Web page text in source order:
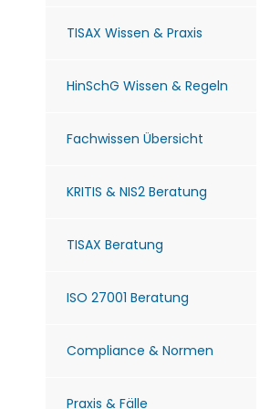
TISAX Wissen & Praxis
HinSchG Wissen & Regeln
Fachwissen Übersicht
KRITIS & NIS2 Beratung
TISAX Beratung
ISO 27001 Beratung
Compliance & Normen
Praxis & Fälle